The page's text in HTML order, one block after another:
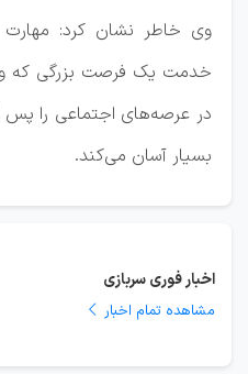
وی خاطر نشان کرد: مهارت
خدمت یک فرصت بزرگی که
در عرصه‌های اجتماعی را پس
بسیار آسان می‌کند.
اخبار فوری سربازی
مشاهده تمام اخبار